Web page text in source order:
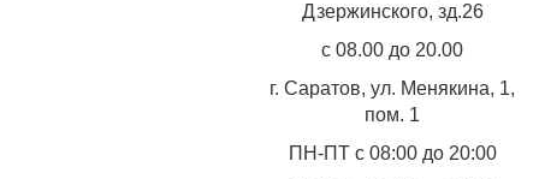
Дзержинского, зд.26
c 08.00 до 20.00
г. Саратов, ул. Менякина, 1,
пом. 1
ПН-ПТс 08:00 до 20:00